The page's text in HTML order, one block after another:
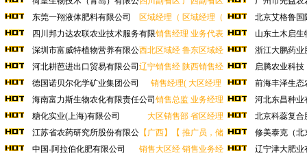
司
区域经理（ 区域经理（
东莞一翔液体肥料有限公司
销售经理 业务代表
四川邦力达农联农业技术服务有限
西北区域经 鲁东区域经
深圳市富威特植物营养有限公
司
辽宁销售经 陕西销售经
河北耕芭进出口贸易有限公司
销售经理( 大区经理
德国诺贝尔化学矿业集团公司
销售总监 业务经理
海南富力斯生物农化有限责任公司
大区销售部 省区经理
糖化实业(上海)有限公司
【广西】【 推广员，储
江苏省农药研究所股份有限公
司
销售大区经 销售业务经
中国-阿拉伯化肥有限公司
司
北京艾格鲁国
山东土木启生
浙江大鹏药业
启腾农业科技
前海丰泽生态
限公
河北东昌种业
北京科蕊复合
修美泰克（北
限公
辽宁津大肥业